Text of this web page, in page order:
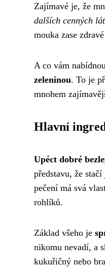
Zajímavé je, že
dalších cenných
mouka zase
A co vám
zeleninou. To je
mnohem
Hlavní
Upéct dobré
představu, že
pečení má svá
rohlíků.
Základ všeho je
nikomu nevadí, a
kukuřičný nebo